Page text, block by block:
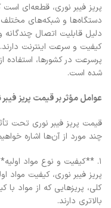
پریز فیبر نوری، قطعه‌ای
دستگاه‌ها و شبکه‌های مختلف
دلیل قابلیت اتصال
کیفیت و سرعت اینترنت دارند.
پرسرعت در کشورها، استفاده
شده است.
عوامل مؤثر بر قیمت پریز فیبر
قیمت پریز فیبر نوری تحت
چند مورد از آن‌ها اشاره
1. **کیفیت و نوع مواد
پریز فیبر نوری، کیفیت مواد
کلی، پریزهایی که از مواد
بالاتری دارند.